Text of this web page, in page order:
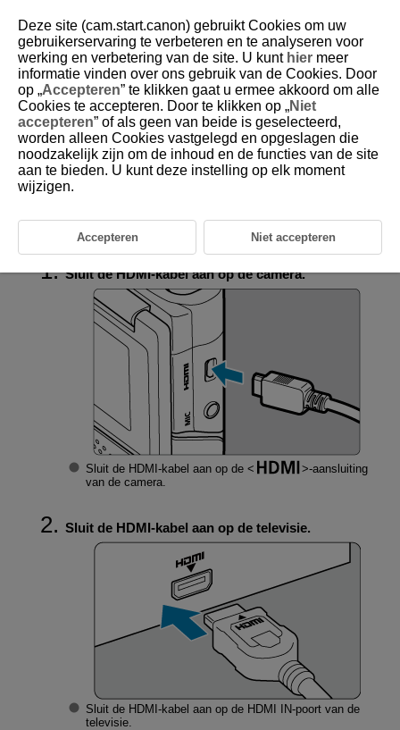
D250-049
Afspelen op een tv-toestel
Door de camera met een in de handel verkrijgbare HDMI-kabel op een
televisie aan te sluiten, kunt u de vastgelegde foto's en video's op de
televisie weergeven.
Als het beeld niet op het tv-scherm wordt weergegeven, controleert
Voor PAL](afhankelijk van het videosysteem van uw televisie).
Sluit de HDMI-kabel aan op de camera.
Sluit de HDMI-kabel aan op de
-aansluiting
van de camera.
Sluit de HDMI-kabel aan op de televisie.
Sluit de HDMI-kabel aan op de HDMI IN-poort van de
televisie.
Deze site (cam.start.canon) gebruikt Cookies om uw
gebruikerservaring te verbeteren en te analyseren voor
werking en verbetering van de site. U kunt hier meer
informatie vinden over ons gebruik van de Cookies. Door
op „Accepteren” te klikken gaat u ermee akkoord om alle
Cookies te accepteren. Door te klikken op „Niet
accepteren” of als geen van beide is geselecteerd,
worden alleen Cookies vastgelegd en opgeslagen die
noodzakelijk zijn om de inhoud en de functies van de site
aan te bieden. U kunt deze instelling op elk moment
wijzigen.
Accepteren Niet accepteren